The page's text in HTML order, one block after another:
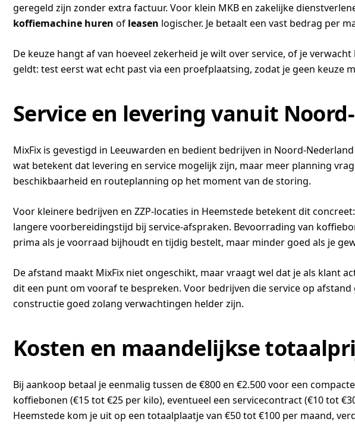
geregeld zijn zonder extra factuur. Voor klein MKB en zakelijke
koffiemachine huren of leasen logischer. Je betaalt een vast bedrag per
De keuze hangt af van hoeveel zekerheid je wilt over service, of je
geldt: test eerst wat echt past via een proefplaatsing, zodat je geen keuze
Service en levering vanuit
MixFix is gevestigd in Leeuwarden en bedient bedrijven in Noord-
wat betekent dat levering en service mogelijk zijn, maar meer planning
beschikbaarheid en routeplanning op het moment van de storing.
Voor kleinere bedrijven en ZZP-locaties in Heemstede betekent dit
langere voorbereidingstijd bij service-afspraken. Bevoorrading van
prima als je voorraad bijhoudt en tijdig bestelt, maar minder goed als je
De afstand maakt MixFix niet ongeschikt, maar vraagt wel dat je als klant
dit een punt om vooraf te bespreken. Voor bedrijven die service op
constructie goed zolang verwachtingen helder zijn.
Kosten en maandelijkse
Bij aankoop betaal je eenmalig tussen de €800 en €2.500 voor een
koffiebonen (€15 tot €25 per kilo), eventueel een servicecontract (€10 tot
Heemstede kom je uit op een totaalplaatje van €50 tot €100 per maand,